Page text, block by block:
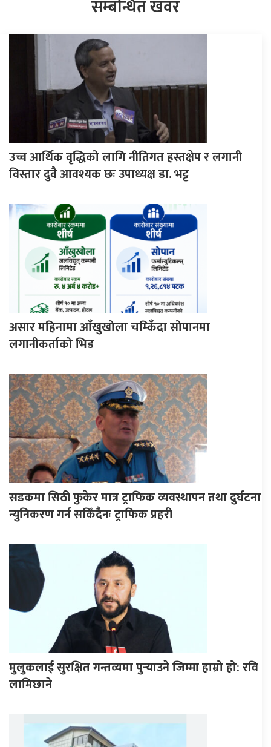
सम्बन्धित खवर
उच्च आर्थिक वृद्धिको लागि नीतिगत हस्तक्षेप र लगानी
विस्तार दुवै आवश्यक छः उपाध्यक्ष डा. भट्ट
असार महिनामा आँखुखोला चम्किँदा सोपानमा
लगानीकर्ताको भिड
सडकमा सिठी फुकेर मात्र ट्राफिक व्यवस्थापन तथा दुर्घटना
न्युनिकरण गर्न सकिँदैनः ट्राफिक प्रहरी
मुलुकलाई सुरक्षित गन्तव्यमा पुर्‍याउने जिम्मा हाम्रो हो: रवि
लामिछाने